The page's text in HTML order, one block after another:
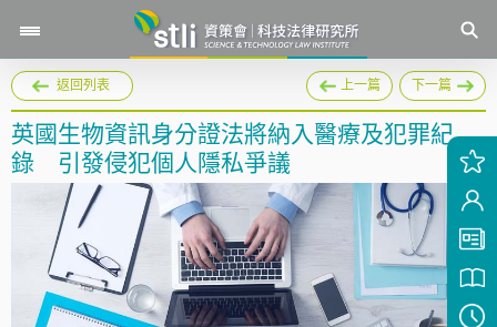
返回列表 上一篇 下一篇
英國生物資訊身分證法將納入醫療及犯罪紀
錄 引發侵犯個人隱私爭議